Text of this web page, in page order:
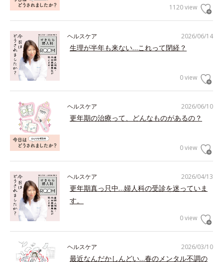
1120 view
2026/06/14
ヘルスケア
生理が半年も来ない…これって閉経？
0 view
2026/06/10
ヘルスケア
更年期の治療って、どんなものがあるの？
0 view
2026/04/13
ヘルスケア
更年期真っ只中…婦人科の受診を迷っていま
す。
0 view
2026/03/10
ヘルスケア
最近なんだかしんどい…春のメンタル不調の